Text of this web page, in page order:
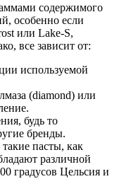
содержимого
особенно если
или Lake-S,
все зависит от:
используемой
(diamond) или
будь то
бренды.
пасты, как
различной
градусов Цельсия и